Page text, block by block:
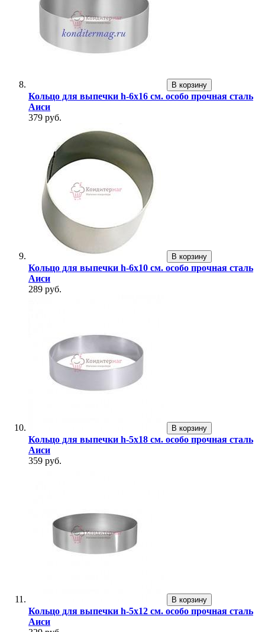
В корзину
Кольцо для выпечки h-6х16 см. особо прочная сталь
Аиси
379 руб.
В корзину
Кольцо для выпечки h-6х10 см. особо прочная сталь
Аиси
289 руб.
В корзину
Кольцо для выпечки h-5х18 см. особо прочная сталь
Аиси
359 руб.
В корзину
Кольцо для выпечки h-5х12 см. особо прочная сталь
Аиси